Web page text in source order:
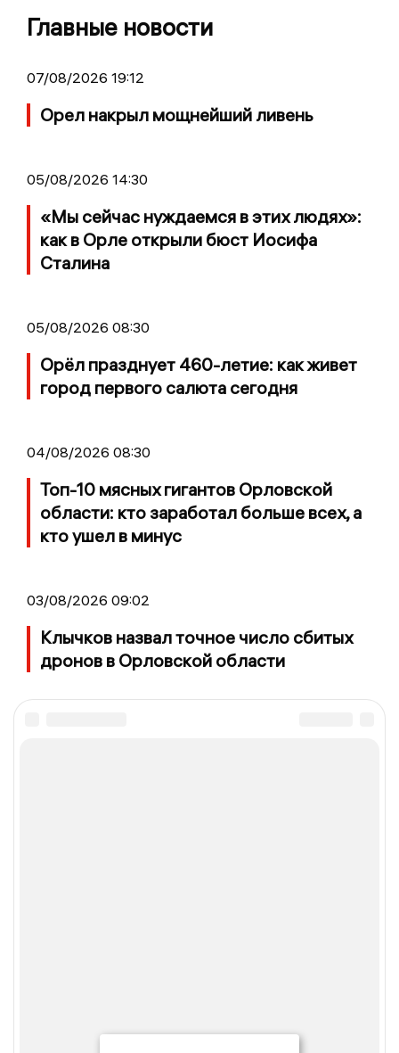
Главные новости
07/08/2026 19:12
Орел накрыл мощнейший ливень
05/08/2026 14:30
«Мы сейчас нуждаемся в этих людях»:
как в Орле открыли бюст Иосифа
Сталина
05/08/2026 08:30
Орёл празднует 460-летие: как живет
город первого салюта сегодня
04/08/2026 08:30
Топ-10 мясных гигантов Орловской
области: кто заработал больше всех, а
кто ушел в минус
03/08/2026 09:02
Клычков назвал точное число сбитых
дронов в Орловской области